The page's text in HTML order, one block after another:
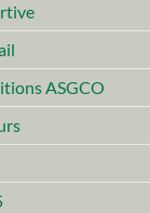
ASGCO